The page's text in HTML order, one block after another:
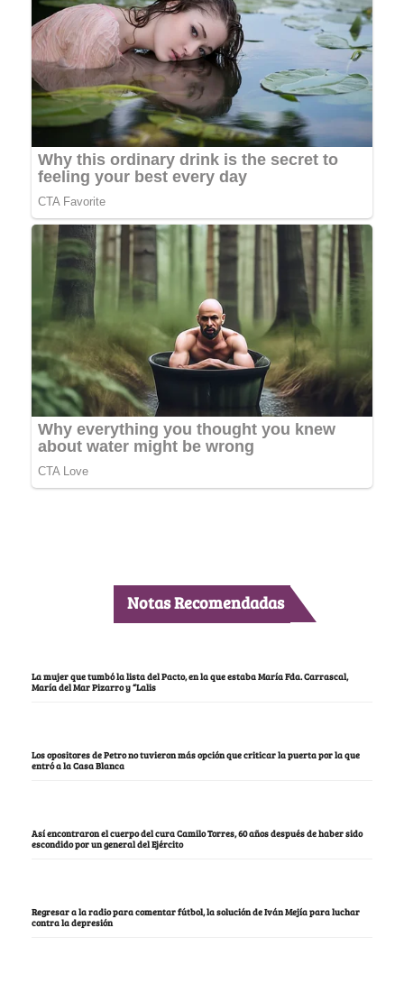
Notas Recomendadas
La mujer que tumbó la lista del Pacto, en la que estaba María Fda. Carrascal,
María del Mar Pizarro y “Lalis
Los opositores de Petro no tuvieron más opción que criticar la puerta por la que
entró a la Casa Blanca
Así encontraron el cuerpo del cura Camilo Torres, 60 años después de haber sido
escondido por un general del Ejército
Regresar a la radio para comentar fútbol, la solución de Iván Mejía para luchar
contra la depresión